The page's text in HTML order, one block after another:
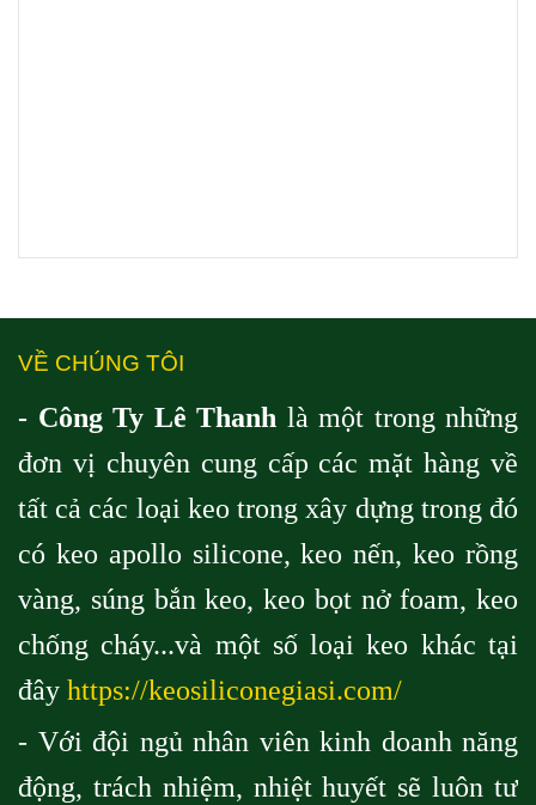
VỀ CHÚNG TÔI
- Công Ty Lê Thanh là một trong những
đơn vị chuyên cung cấp các mặt hàng về
tất cả các loại keo trong xây dựng trong đó
có keo apollo silicone, keo nến, keo rồng
vàng, súng bắn keo, keo bọt nở foam, keo
chống cháy...và một số loại keo khác tại
đây https://keosiliconegiasi.com/
- Với đội ngủ nhân viên kinh doanh năng
động, trách nhiệm, nhiệt huyết sẽ luôn tư